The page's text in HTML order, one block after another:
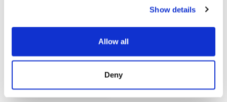
Show details
Allow all
Deny